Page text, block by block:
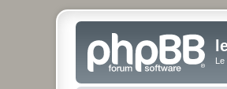
Le